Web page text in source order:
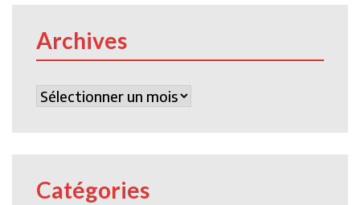
Archives
Archives
Catégories